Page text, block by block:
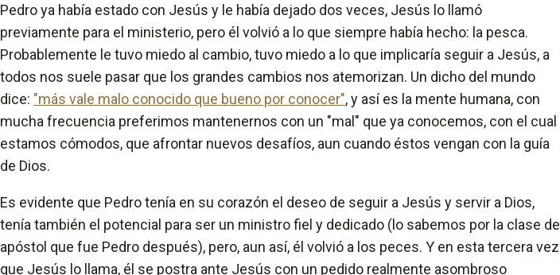
Pedro ya había estado con Jesús y le había dejado dos veces, Jesús lo llamó
previamente para el ministerio, pero él volvió a lo que siempre había hecho: la pesca.
Probablemente le tuvo miedo al cambio, tuvo miedo a lo que implicaría seguir a Jesús, a
todos nos suele pasar que los grandes cambios nos atemorizan. Un dicho del mundo
dice: "más vale malo conocido que bueno por conocer", y así es la mente humana, con
mucha frecuencia preferimos mantenernos con un "mal" que ya conocemos, con el cual
estamos cómodos, que afrontar nuevos desafíos, aun cuando éstos vengan con la guía
de Dios.
Es evidente que Pedro tenía en su corazón el deseo de seguir a Jesús y servir a Dios,
tenía también el potencial para ser un ministro fiel y dedicado (lo sabemos por la clase de
apóstol que fue Pedro después), pero, aun así, él volvió a los peces. Y en esta tercera vez
que Jesús lo llama, él se postra ante Jesús con un pedido realmente asombroso